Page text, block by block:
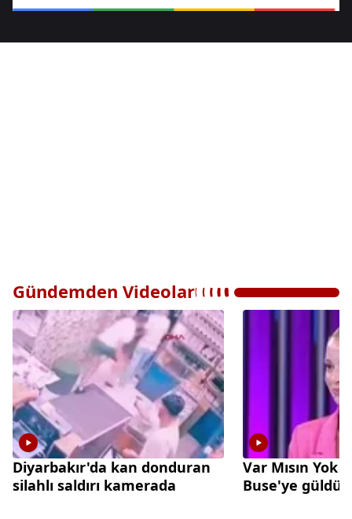
Gündemden Videolar
Diyarbakır'da kan donduran
silahlı saldırı kamerada
Var Mısın Yok
Buse'ye güldü